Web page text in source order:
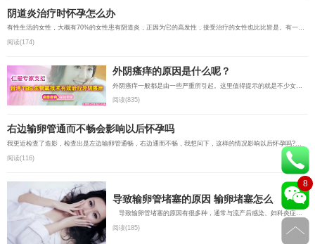
阴道炎治疗时怀孕怎么办
有性生活的女性，大概有70%的女性患有阴道炎，正因为它的高发性，接受治疗的女性也比比皆是。有一种特殊情...
阅读(174)
外阴瘙痒的原因是什么呢？
外阴瘙痒一般都是由一些严重所引起。这里值得提示的就是不少女性患者为了止痒，走捷径，随便到药店卖点止痒...
阅读(835)
右边输卵管通而不畅会影响以后怀孕吗
我更近检查了造影，检查出是左边输卵管通畅，右边通而不畅，我想问下，这样的情况影响以后怀孕吗?...
阅读(116)
导致输卵管堵塞的原因 输卵堵塞怎么
导致输卵管堵塞的原因有很多种，通常与流产后感染、妇科炎症、阑尾穿孔和盆腔粘连等方面的原因有关，以下...
阅读(185)
8